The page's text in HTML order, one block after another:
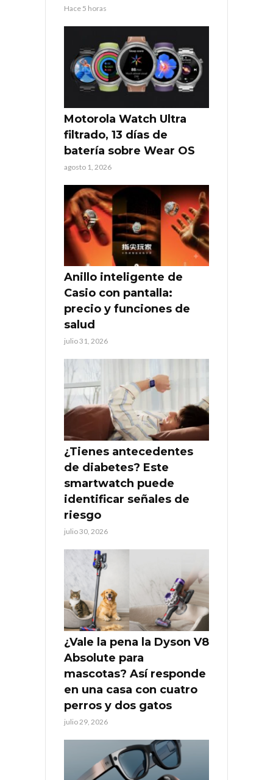
Hace 5 horas
Motorola Watch Ultra
filtrado, 13 días de
batería sobre Wear OS
agosto 1, 2026
Anillo inteligente de
Casio con pantalla:
precio y funciones de
salud
julio 31, 2026
¿Tienes antecedentes
de diabetes? Este
smartwatch puede
identificar señales de
riesgo
julio 30, 2026
¿Vale la pena la Dyson V8
Absolute para
mascotas? Así responde
en una casa con cuatro
perros y dos gatos
julio 29, 2026